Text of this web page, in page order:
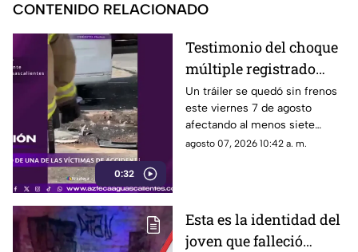
CONTENIDO RELACIONADO
0:32
Testimonio del choque
múltiple registrado
sobre Siglo XXI y
Carretera federal 70
Poniente HOY 7 de
agosto
Un tráiler se quedó sin frenos
este viernes 7 de agosto
afectando al menos siete
vehículos y dejando 13
agosto 07, 2026 10:42 a. m.
Esta es la identidad del
joven que falleció